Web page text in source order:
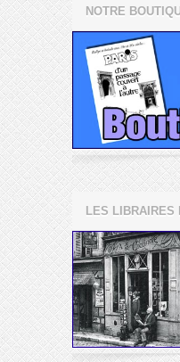
NOTRE
LES LIBRAIRES